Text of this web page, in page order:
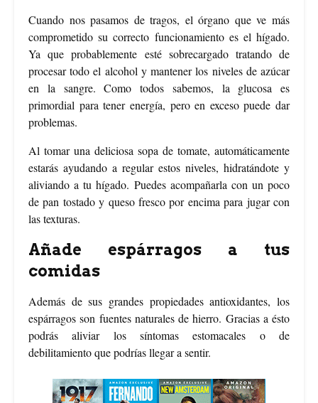
Cuando nos pasamos de tragos, el órgano que ve más
comprometido su correcto funcionamiento es el hígado.
Ya que probablemente esté sobrecargado tratando de
procesar todo el alcohol y mantener los niveles de azúcar
en la sangre. Como todos sabemos, la glucosa es
primordial para tener energía, pero en exceso puede dar
problemas.
Al tomar una deliciosa sopa de tomate, automáticamente
estarás ayudando a regular estos niveles, hidratándote y
aliviando a tu hígado. Puedes acompañarla con un poco
de pan tostado y queso fresco por encima para jugar con
las texturas.
Añade espárragos a tus
comidas
Además de sus grandes propiedades antioxidantes, los
espárragos son fuentes naturales de hierro. Gracias a ésto
podrás aliviar los síntomas estomacales o de
debilitamiento que podrías llegar a sentir.